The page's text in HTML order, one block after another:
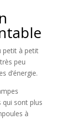
petit à petit
peu
d’énergie.
sont plus
à